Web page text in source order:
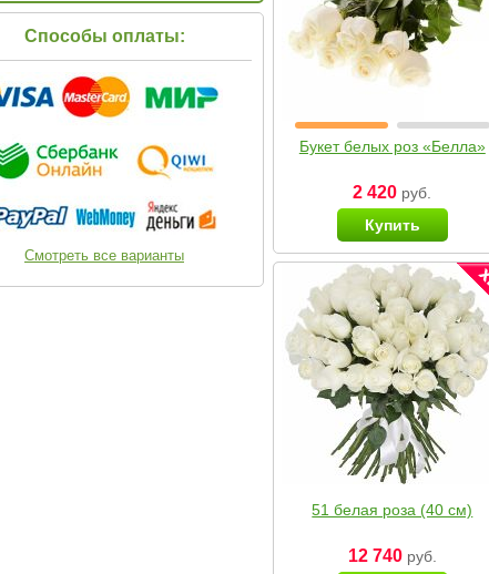
Способы оплаты:
Смотреть все варианты
Букет белых роз «Белла»
2 420 руб.
Купить
51 белая роза (40 см)
12 740руб.